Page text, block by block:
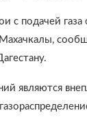
с подачей
являются